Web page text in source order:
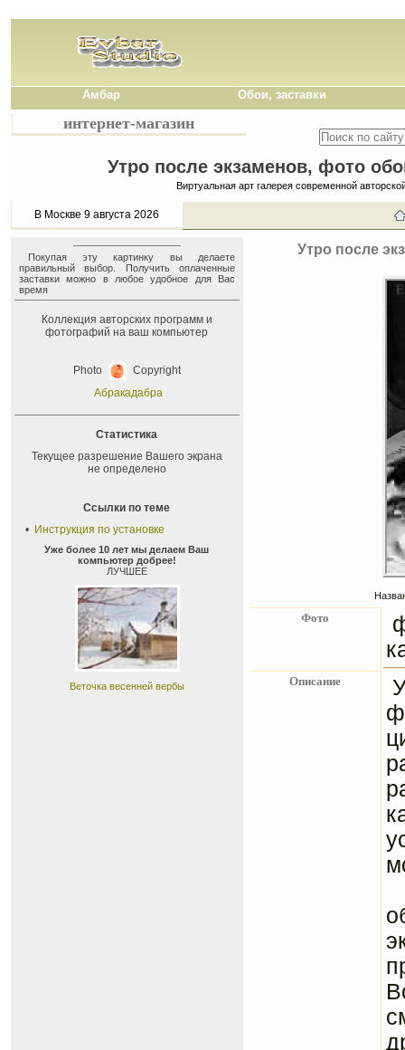
Амбар Обои, заставки
интернет-магазин
Утро после экзаменов, фото
Виртуальная арт галерея современной
В Москве 9 августа 2026
Покупая эту картинку вы делаете
правильный выбор. Получить оплаченные
заставки можно в любое удобное для Вас
время
Коллекция авторских программ и
фотографий на ваш компьютер
Photo
Copyright
Абракадабра
Статистика
Текущее разрешение Вашего экрана
не определено
Ссылки по теме
• Инструкция по установке
Уже более 10 лет мы делаем Ваш
компьютер добрее!
ЛУЧШЕЕ
Веточка весенней вербы
Утро после
Фото
Описание